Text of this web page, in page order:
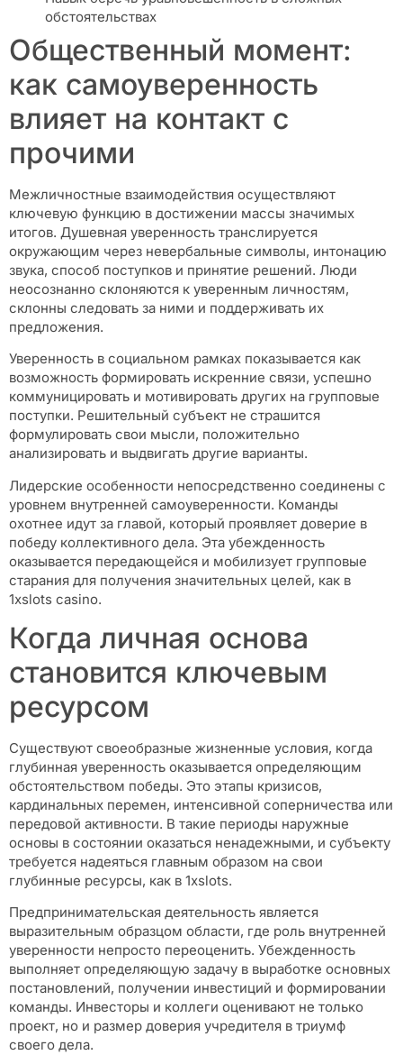
обстоятельствах
Общественный момент:
как самоуверенность
влияет на контакт с
прочими
Межличностные взаимодействия осуществляют
ключевую функцию в достижении массы значимых
итогов. Душевная уверенность транслируется
окружающим через невербальные символы, интонацию
звука, способ поступков и принятие решений. Люди
неосознанно склоняются к уверенным личностям,
склонны следовать за ними и поддерживать их
предложения.
Уверенность в социальном рамках показывается как
возможность формировать искренние связи, успешно
коммуницировать и мотивировать других на групповые
поступки. Решительный субъект не страшится
формулировать свои мысли, положительно
анализировать и выдвигать другие варианты.
Лидерские особенности непосредственно соединены с
уровнем внутренней самоуверенности. Команды
охотнее идут за главой, который проявляет доверие в
победу коллективного дела. Эта убежденность
оказывается передающейся и мобилизует групповые
старания для получения значительных целей, как в
1xslots casino.
Когда личная основа
становится ключевым
ресурсом
Существуют своеобразные жизненные условия, когда
глубинная уверенность оказывается определяющим
обстоятельством победы. Это этапы кризисов,
кардинальных перемен, интенсивной соперничества или
передовой активности. В такие периоды наружные
основы в состоянии оказаться ненадежными, и субъекту
требуется надеяться главным образом на свои
глубинные ресурсы, как в 1xslots.
Предпринимательская деятельность является
выразительным образцом области, где роль внутренней
уверенности непросто переоценить. Убежденность
выполняет определяющую задачу в выработке основных
постановлений, получении инвестиций и формировании
команды. Инвесторы и коллеги оценивают не только
проект, но и размер доверия учредителя в триумф
своего дела.